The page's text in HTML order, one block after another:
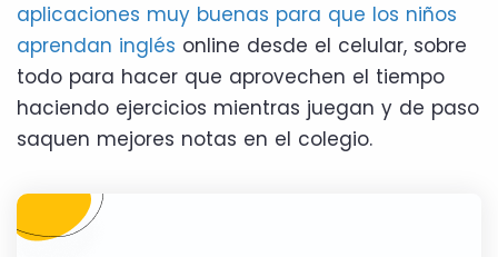
aplicaciones muy buenas para que los niños
aprendan inglés online desde el celular, sobre
todo para hacer que aprovechen el tiempo
haciendo ejercicios mientras juegan y de paso
saquen mejores notas en el colegio.